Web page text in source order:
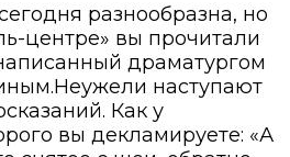
разнообразна, но
центре» вы прочитали
драматургом
наступают
Как у
вы декламируете: «А